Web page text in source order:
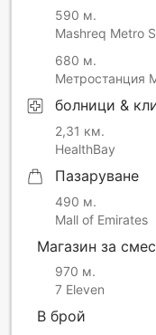
590 м.
Mashreq Metro
680 м.
Метростанция
болници &
2,31 км.
HealthBay
Пазаруване
490 м.
Mall of Emirates
Магазин за
970 м.
7 Eleven
В брой